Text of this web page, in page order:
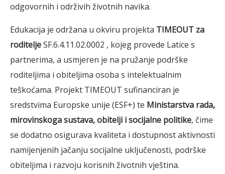
odgovornih i održivih životnih navika.
Edukacija je održana u okviru projekta TIMEOUT za
roditeljeSF.6.4.11.02.0002 , kojeg provede Latice s
partnerima, a usmjeren je na pružanje podrške
roditeljima i obiteljima osoba s intelektualnim
teškoćama. Projekt TIMEOUT sufinanciran je
sredstvima Europske unije (ESF+) te Ministarstva rada,
mirovinskoga sustava, obitelji i socijalne politike, čime
se dodatno osigurava kvaliteta i dostupnost aktivnosti
namijenjenih jačanju socijalne uključenosti, podrške
obiteljima i razvoju korisnih životnih vještina.